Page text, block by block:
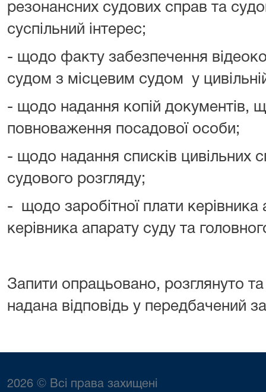
резонансних судових справ та
суспільний інтерес;
- щодо факту забезпечення
судом з місцевим судом у
- щодо надання копій документів,
повноваження посадової особи;
- щодо надання списків цивільних
судового розгляду;
- щодо заробітної плати керівника
керівника апарату суду та
Запити опрацьовано, розглянуто
надана відповідь у передбачений
2026 © Всі права захищені